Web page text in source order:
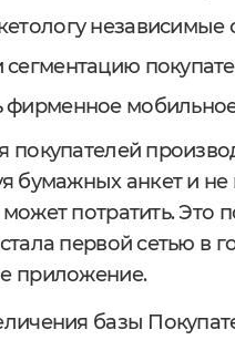
независимые
сегментацию
фирменное
покупателей
бумажных анкет и
потратить. Это
первой сетью в
приложение.
базы